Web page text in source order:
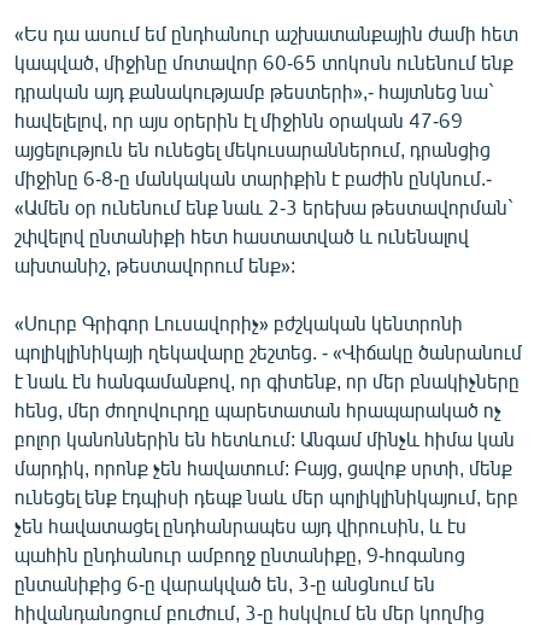
«Ես դա ասում եմ ընդհանուր աշխատանքային ժամի հետ
կապված, միջինը մոտավոր 60-65 տոկոսն ունենում ենք
դրական այդ քանակությամբ թեստերի»,- հայտնեց նա`
հավելելով, որ այս օրերին էլ միջինն օրական 47-69
այցելություն են ունեցել մեկուսարաններում, դրանցից
միջինը 6-8-ը մանկական տարիքին է բաժին ընկնում.-
«Ամեն օր ունենում ենք նաև 2-3 երեխա թեստավորման`
շփվելով ընտանիքի հետ հաստատված և ունենալով
ախտանիշ, թեստավորում ենք»:
«Սուրբ Գրիգոր Լուսավորիչ» բժշկական կենտրոնի
պոլիկլինիկայի ղեկավարը շեշտեց. - «Վիճակը ծանրանում
է նաև էն հանգամանքով, որ գիտենք, որ մեր բնակիչները
հենց, մեր ժողովուրդը պարետատան հրապարակած ոչ
բոլոր կանոններին են հետևում: Անգամ մինչև հիմա կան
մարդիկ, որոնք չեն հավատում: Բայց, ցավոք սրտի, մենք
ունեցել ենք էդպիսի դեպք նաև մեր պոլիկլինիկայում, երբ
չեն հավատացել ընդհանրապես այդ վիրուսին, և էս
պահին ընդհանուր ամբողջ ընտանիքը, 9-հոգանոց
ընտանիքից 6-ը վարակված են, 3-ը անցնում են
հիվանդանոցում բուժում, 3-ը հսկվում են մեր կողմից